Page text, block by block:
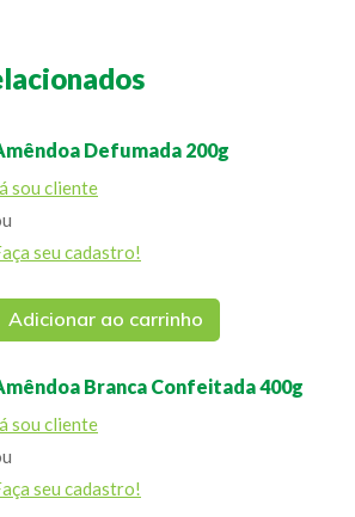
Defumada 200g
sou cliente
seu cadastro!
Adicionar ao carrinho
Branca Confeitada 400g
sou cliente
seu cadastro!